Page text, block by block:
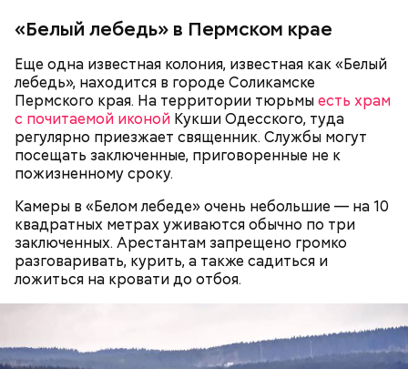
«Белый лебедь» в Пермском крае
Еще одна известная колония, известная как «Белый
лебедь», находится в городе Соликамске
Пермского края. На территории тюрьмыесть храм
с почитаемой иконой Кукши Одесского, туда
регулярно приезжает священник. Службы могут
посещать заключенные, приговоренные не к
пожизненному сроку.
Камеры в «Белом лебеде» очень небольшие — на 10
квадратных метрах уживаются обычно по три
заключенных. Арестантам запрещено громко
разговаривать, курить, а также садиться и
ложиться на кровати до отбоя.
Первой жертвой Миссюры была его девушка.
Именно на ней молодой человек впервые испытал
химикаты, купленные в интернет-магазине. 13
января 2024 года он подсыпал дихлорэтан в
коктейль возлюбленной, отчего у нее случился
инсульт. Девушка неделю провела в коме
выписки из больницы узнала, что Миссюра
этиленгликолем. Через два дня Константин умер в
Вскоре в качестве главного подозреваемого в
убийстве спортсмена арестовали его 18-летнего
знакомого Надырхана Кадирханова. На допросе он
признал вину и показал следователям, как именно
совершил преступление и где спрятал оружие, из
которого застрелил Мутаева.
вместе с друзьями и жестоко избил оппонента.
Пострадавший тогда не стал обращаться в
полицию, но подтвердил эту информацию на
допросе.